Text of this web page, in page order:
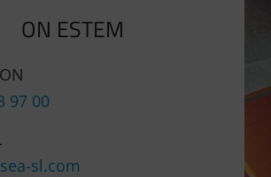
ON ESTEM
97 00
sl.com